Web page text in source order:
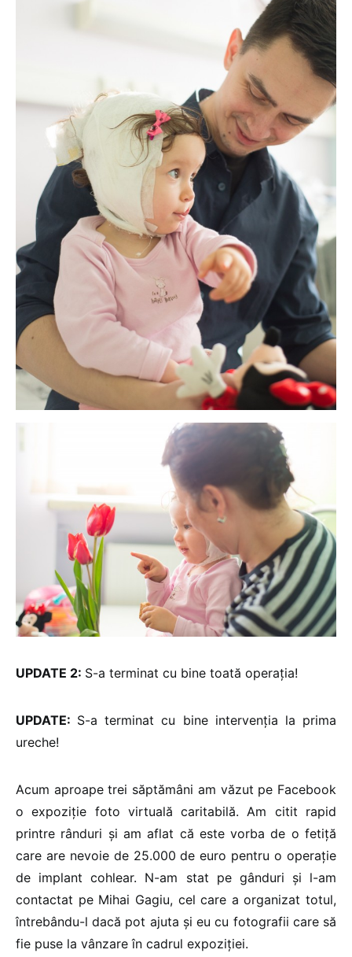
UPDATE 2: S-a terminat cu bine toată operația!
UPDATE: S-a terminat cu bine intervenția la prima
ureche!
Acum aproape trei săptămâni am văzut pe Facebook
o expoziție foto virtuală caritabilă. Am citit rapid
printre rânduri și am aflat că este vorba de o fetiță
care are nevoie de 25.000 de euro pentru o operație
de implant cohlear. N-am stat pe gânduri și l-am
contactat pe Mihai Gagiu, cel care a organizat totul,
întrebându-l dacă pot ajuta și eu cu fotografii care să
fie puse la vânzare în cadrul expoziției.